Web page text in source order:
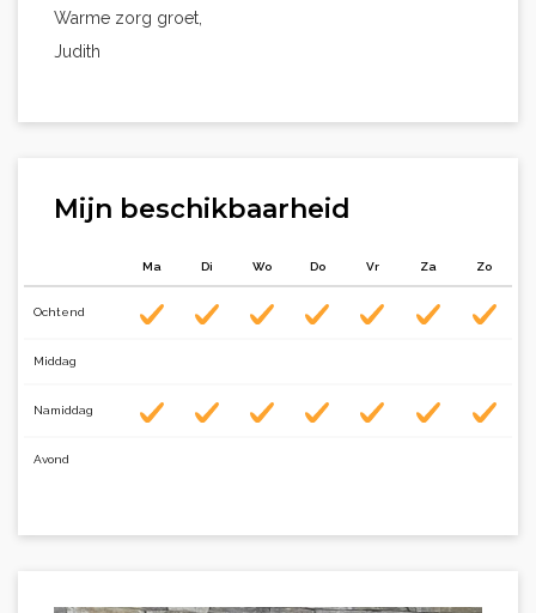
Warme zorg groet,
Judith
Mijn beschikbaarheid
Ma Di Wo Do Vr Za Zo
Ochtend
Middag
Namiddag
Avond